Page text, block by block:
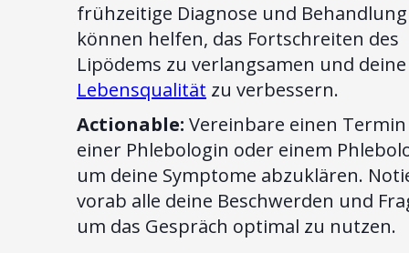
frühzeitige Diagnose und Behandlung
können helfen, das Fortschreiten des
Lipödems zu verlangsamen und deine
Lebensqualität zu verbessern.
Actionable: Vereinbare einen
einer Phlebologin oder einem
um deine Symptome abzuklären.
vorab alle deine Beschwerden und
um das Gespräch optimal zu nutzen.